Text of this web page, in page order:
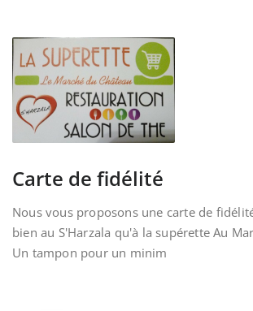
Carte de fidélité
Nous vous proposons une carte de
bien au S'Harzala qu'à la supérette Au
Un tampon pour un minim